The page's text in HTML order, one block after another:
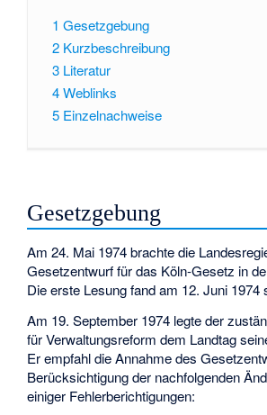
1 Gesetzgebung
2 Kurzbeschreibung
3 Literatur
4Weblinks
5 Einzelnachweise
Gesetzgebung
Am 24. Mai 1974 brachte die
Gesetzentwurf für das Köln-Gesetz in
Die erste Lesung fand am 12. Juni 1974
Am 19. September 1974 legte der
für Verwaltungsreform dem Landtag
Er empfahl die Annahme des
Berücksichtigung der nachfolgenden
einiger Fehlerberichtigungen: